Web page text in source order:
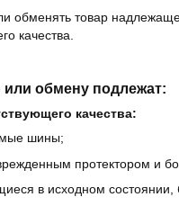
обменять товар
качества.
обмену подлежат:
качества:
шины;
протектором и
в исходном состоянии,